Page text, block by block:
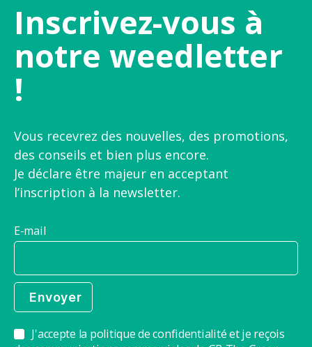
Inscrivez-vous à
notre weedletter
!
Vous recevrez des nouvelles, des promotions,
des conseils et bien plus encore.
Je déclare être majeur en acceptant
l’inscription à la newsletter.
E-mail
J'accepte la politique de confidentialité et je reçois